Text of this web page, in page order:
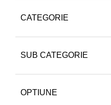
CATEGORIE
SUB CATEGORIE
OPTIUNE